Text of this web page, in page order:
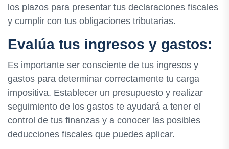
los plazos para presentar tus declaraciones fiscales
y cumplir con tus obligaciones tributarias.
Evalúa tus ingresos y gastos:
Es importante ser consciente de tus ingresos y
gastos para determinar correctamente tu carga
impositiva. Establecer un presupuesto y realizar
seguimiento de los gastos te ayudará a tener el
control de tus finanzas y a conocer las posibles
deducciones fiscales que puedes aplicar.